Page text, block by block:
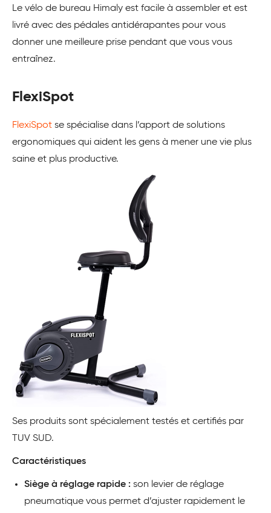
Le vélo de bureau Himaly est facile à assembler et est
livré avec des pédales antidérapantes pour vous
donner une meilleure prise pendant que vous vous
entraînez.
FlexiSpot
FlexiSpot se spécialise dans l’apport de solutions
ergonomiques qui aident les gens à mener une vie plus
saine et plus productive.
Ses produits sont spécialement testés et certifiés par
TUV SUD.
Caractéristiques
Siège à réglage rapide : son levier de réglage
pneumatique vous permet d’ajuster rapidement le